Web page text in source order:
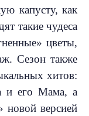
капусту, как
такие чудеса
цветы,
Сезон также
хитов:
и его Мама, а
новой версией